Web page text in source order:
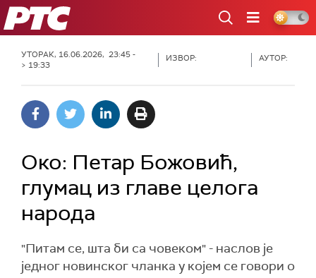
РТС
УТОРАК, 16.06.2026, 23:45 -
> 19:33
ИЗВОР: АУТОР:
Око: Петар Божовић,
глумац из главе целога
народа
"Питам се, шта би са човеком" - наслов је
једног новинског чланка у којем се говори о